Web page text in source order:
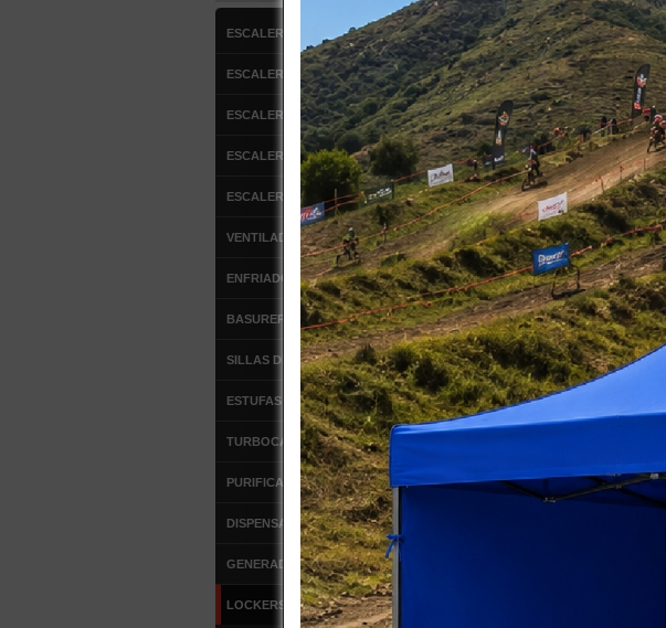
ESCALERAS DE ALUMINIO
ESCALERAS FIBRA DE VIDRIO
ESCALERAS MULTIPROPOSITO
ESCALERA DE ATICO
ESCALERAS TIPO AVION
VENTILADORES
ENFRIADOR DE AIRE
BASUREROS
SILLAS DE OFICINA
ESTUFAS DE PATIO
TURBOCALEFACTORES
PURIFICADORES DE AIRE
DISPENSADORES
GENERADORES DE OZONO
LOCKERS METALICOS
*imagen
Más Imágenes
DETALLE DE LOCKER 2 CUERPOS 4
Ventilación en puertas, que permite